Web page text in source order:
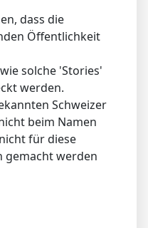
dass die
Öffentlichkeit
solche 'Stories'
werden.
Schweizer
beim Namen
für diese
werden